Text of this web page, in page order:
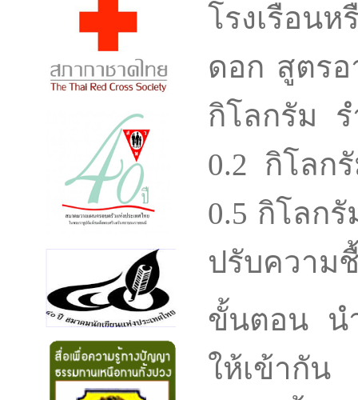
โรงเรือน
ดอก สูตรอ
กิโลกรัม
0.2 กิโลก
0.5 กิโลก
ปรับความ
ขั้นตอน น
ให้เข้ากั